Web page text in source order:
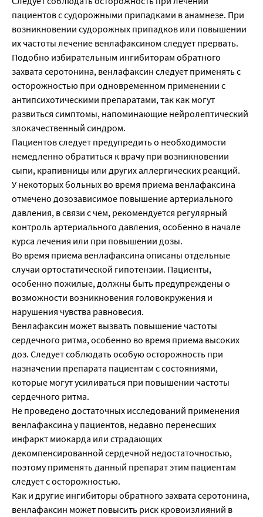
пациентов с судорожными припадками в анамнезе. При
возникновении судорожных припадков или повышении
их частоты лечение венлафаксином следует прервать.
Подобно избирательным ингибиторам обратного
захвата серотонина, венлафаксин следует применять с
осторожностью при одновременном применении с
антипсихотическими препаратами, так как могут
развиться симптомы, напоминающие нейролептический
злокачественный синдром.
Пациентов следует предупредить о необходимости
немедленно обратиться к врачу при возникновении
сыпи, крапивницы или других аллергических реакций.
У некоторых больных во время приема венлафаксина
отмечено дозозависимое повышение артериального
давления, в связи с чем, рекомендуется регулярный
контроль артериального давления, особенно в начале
курса лечения или при повышении дозы.
Во время приема венлафаксина описаны отдельные
случаи ортостатической гипотензии. Пациенты,
особенно пожилые, должны быть предупреждены о
возможности возникновения головокружения и
нарушения чувства равновесия.
Венлафаксин может вызвать повышение частоты
сердечного ритма, особенно во время приема высоких
доз. Следует соблюдать особую осторожность при
назначении препарата пациентам с состояниями,
которые могут усиливаться при повышении частоты
сердечного ритма.
Не проведено достаточных исследований применения
венлафаксина у пациентов, недавно перенесших
инфаркт миокарда или страдающих
декомпенсированной сердечной недостаточностью,
поэтому применять данный препарат этим пациентам
следует с осторожностью.
Как и другие ингибиторы обратного захвата серотонина,
венлафаксин может повысить риск кровоизлияний в